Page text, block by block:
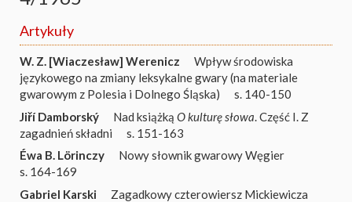
Artykuły
W. Z. [Wiaczesław] Werenicz
Wpływ środowiska
językowego na zmiany leksykalne gwary (na materiale
gwarowym z Polesia i Dolnego Śląska)
s. 140-150
Jiří Damborský
Nad książką O kulturę słowa . Część I. Z
zagadnień składni
s. 151-163
Éwa B. Lörinczy
Nowy słownik gwarowy Węgier
s. 164-169
Gabriel Karski
Zagadkowy czterowiersz Mickiewicza